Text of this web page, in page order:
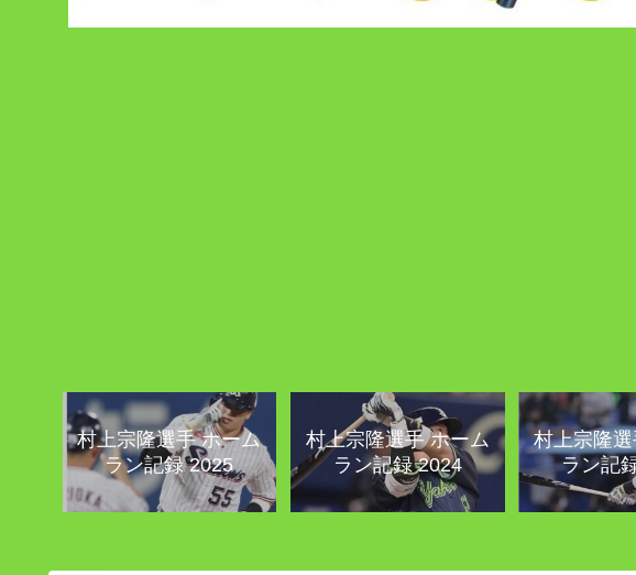
村上宗隆選手 ホーム
ラン記録 2025
村上宗隆選手 ホーム
ラン記録 2024
村上宗隆
ラン記